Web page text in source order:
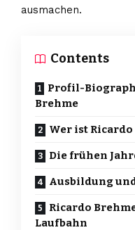
ausmachen.
Contents
Profil-
Brehme
Wer ist
Die frühen
Ausbildung
Ricardo
Laufbahn